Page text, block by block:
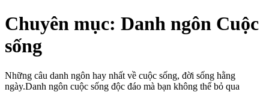
Chuyên mục: Danh ngôn Cuộc
sống
Những câu danh ngôn hay nhất về cuộc sống, đời sống hằng
ngày.Danh ngôn cuộc sống độc đáo mà bạn không thể bỏ qua